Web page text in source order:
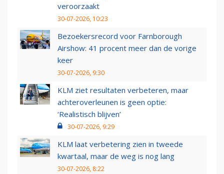
veroorzaakt
30-07-2026, 10:23
Bezoekersrecord voor Farnborough
Airshow: 41 procent meer dan de vorige
keer
30-07-2026, 9:30
KLM ziet resultaten verbeteren, maar
achteroverleunen is geen optie:
‘Realistisch blijven’
30-07-2026, 9:29
KLM laat verbetering zien in tweede
kwartaal, maar de weg is nog lang
30-07-2026, 8:22